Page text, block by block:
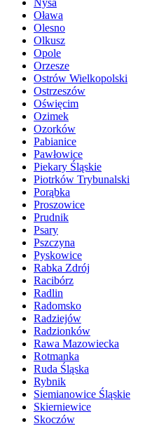
Oława
Olesno
Olkusz
Opole
Orzesze
Ostrów Wielkopolski
Ostrzeszów
Oświęcim
Ozimek
Ozorków
Pabianice
Pawłowice
Piekary Śląskie
Piotrków Trybunalski
Porąbka
Proszowice
Prudnik
Psary
Pszczyna
Pyskowice
Rabka Zdrój
Racibórz
Radlin
Radomsko
Radziejów
Radzionków
Rawa Mazowiecka
Rotmanka
Ruda Śląska
Rybnik
Siemianowice Śląskie
Skierniewice
Skoczów